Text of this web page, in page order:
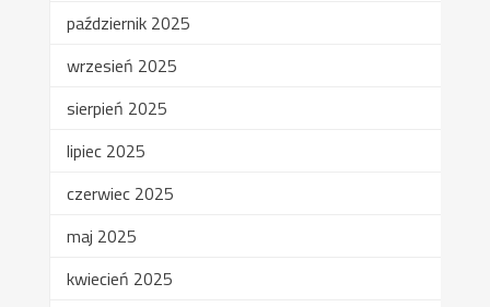
październik 2025
wrzesień 2025
sierpień 2025
lipiec 2025
czerwiec 2025
maj 2025
kwiecień 2025